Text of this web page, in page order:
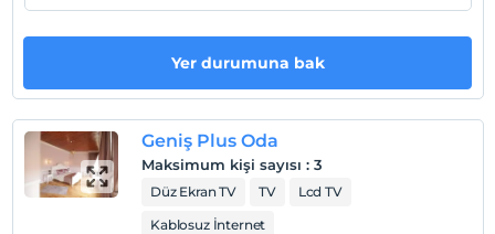
Çocuklar
2 yaşına kadar olan bebekler ücretsizdir.
Her bir oda için 10 yaşına kadar 1 çocuk ücretsizdir
Yer durumuna bak
Geniş Plus Oda
Maksimum kişi sayısı : 3
Düz Ekran TV TV
Lcd TV
Kablosuz İnternet